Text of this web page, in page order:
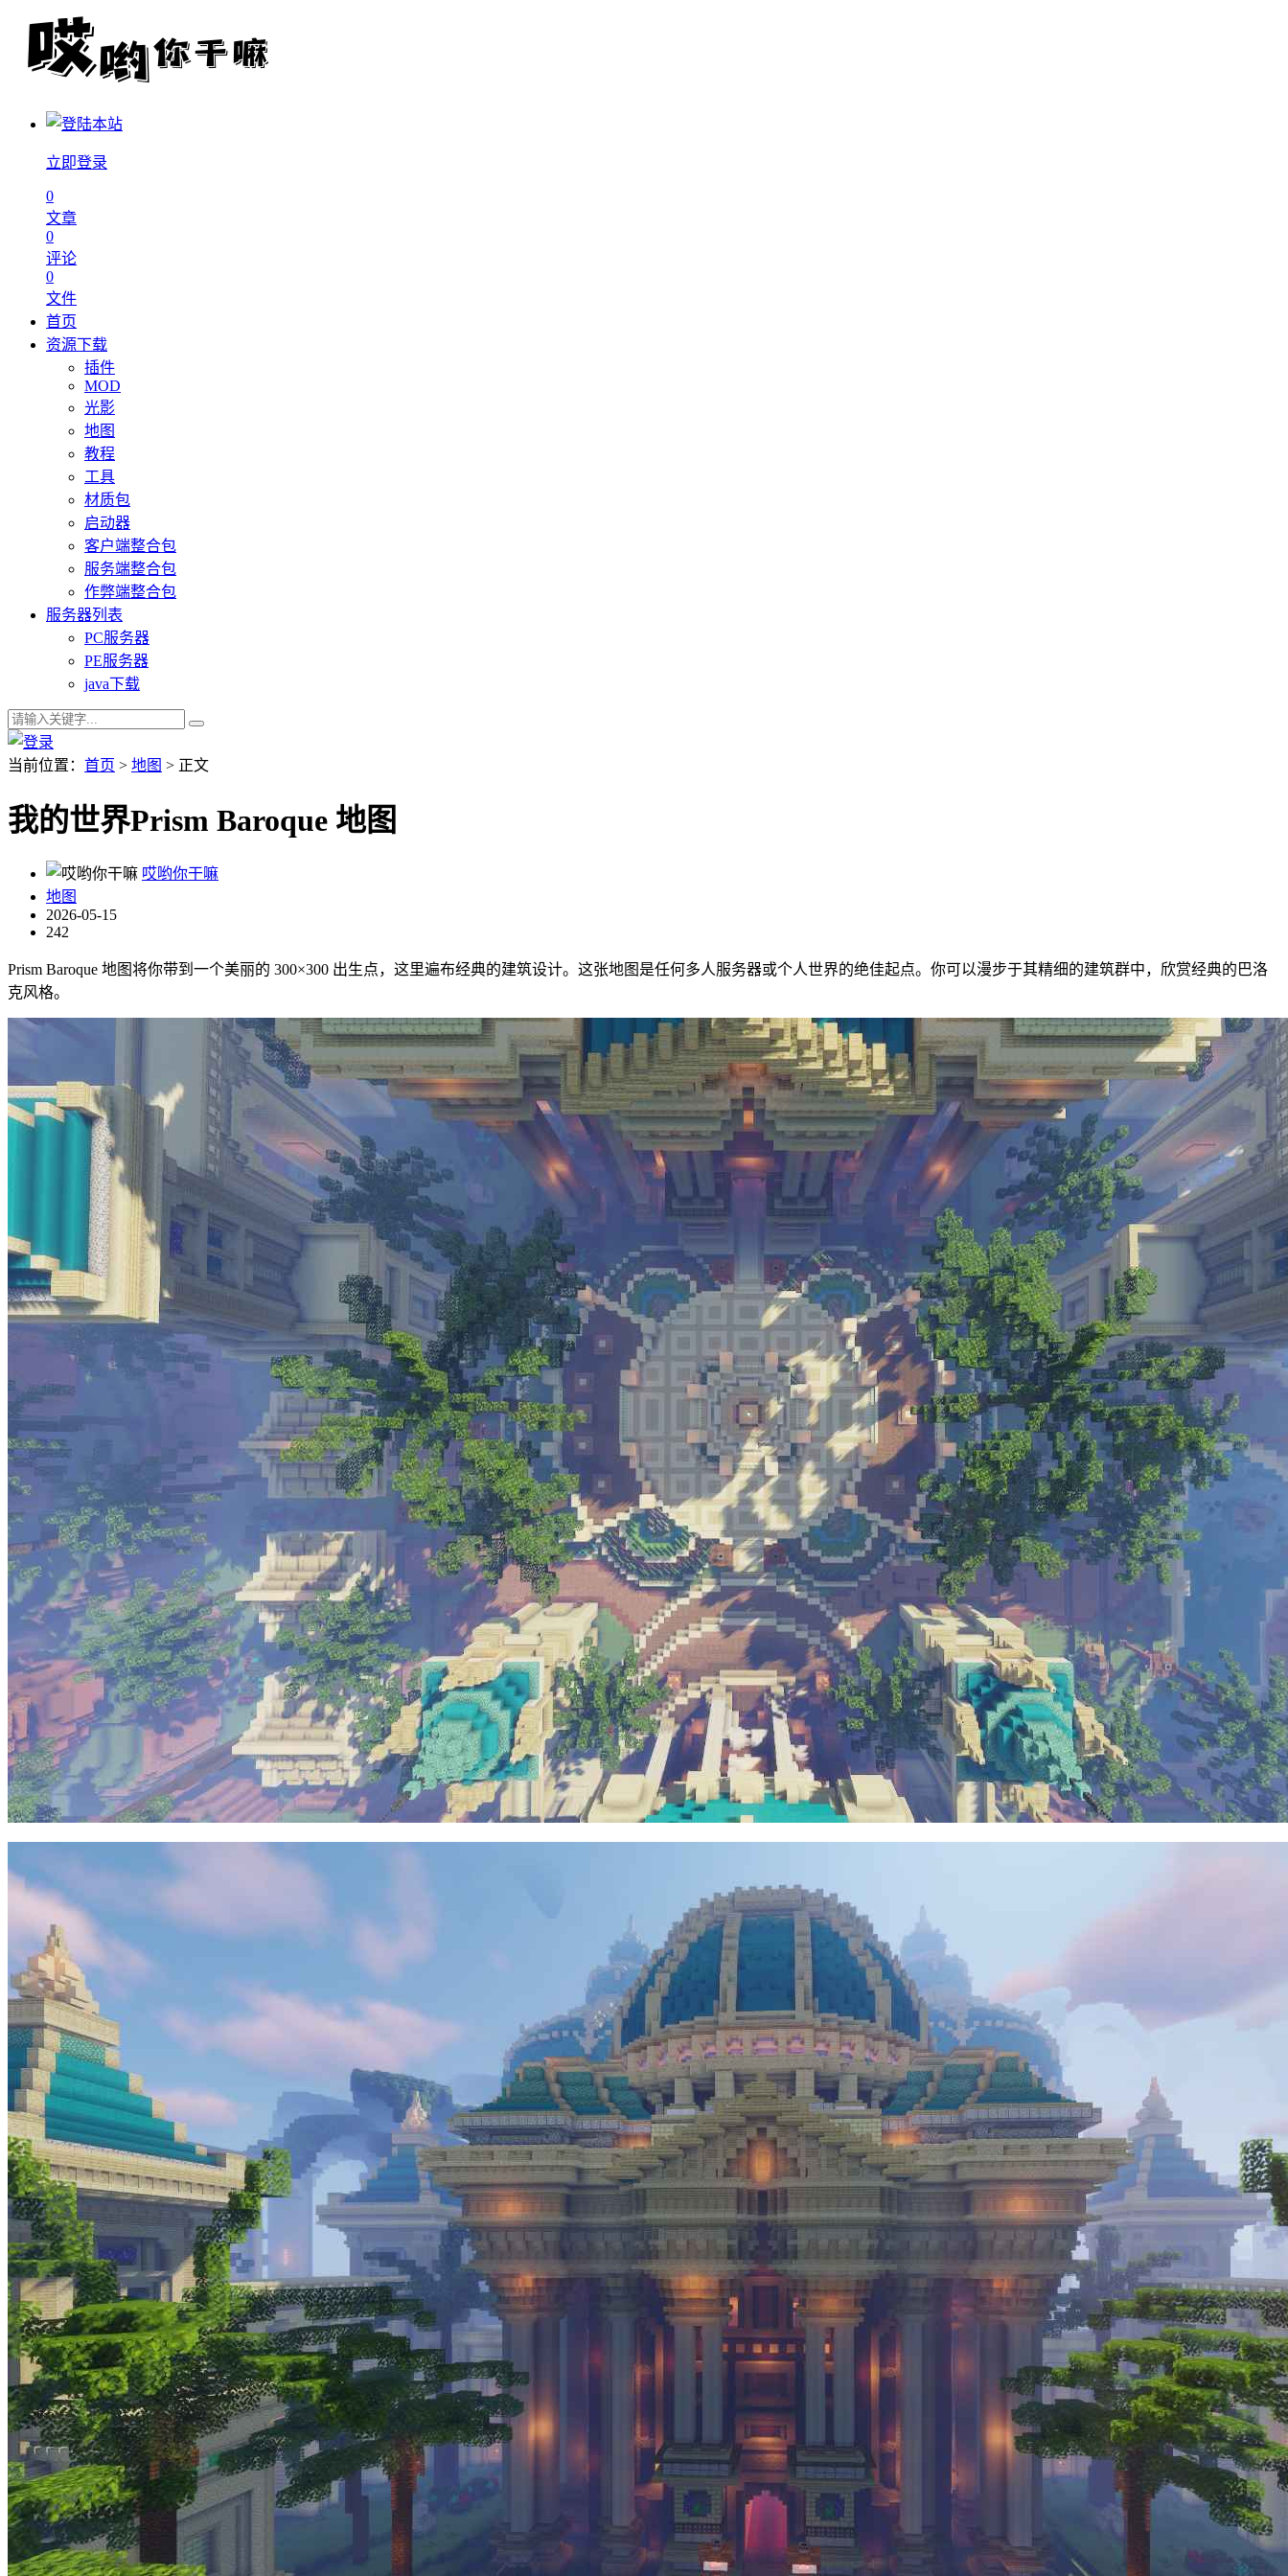
立即登录
0
文章
0
评论
0
文件
首页
资源下载
插件
MOD
光影
地图
教程
工具
材质包
启动器
客户端整合包
服务端整合包
作弊端整合包
服务器列表
PC服务器
PE服务器
java下载
当前位置： 首页 > 地图 > 正文
我的世界Prism Baroque 地图
哎哟你干嘛
地图
2026-05-15
242
Prism Baroque 地图将你带到一个美丽的 300×300 出生点，这里遍布经典的建筑设计。这张地图是任何多人服务器或个人世界的绝佳起点。你可以漫步于其精细的建筑群中，欣赏经典的巴洛
克风格。